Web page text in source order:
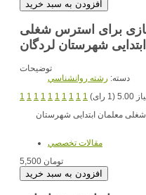
برای استرس شغلی
شهرستان لردگان
توضیحات
دسته: رشته روانشناسي
1 1 1 1 1 1 1 1 1 1
(1 رای)
معلمان ابتدایی شهرستان
مقالات تخصصي
5,500 تومان